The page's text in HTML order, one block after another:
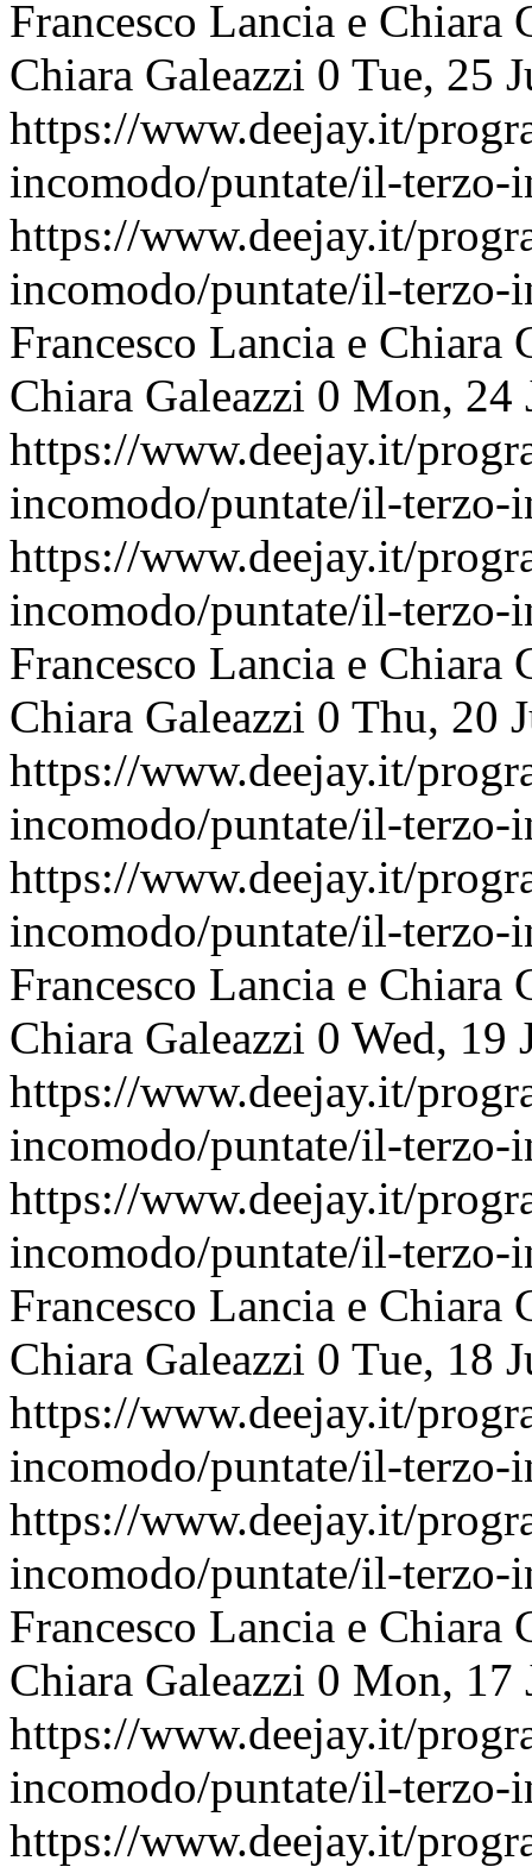
Francesco Lancia e Chiara
Chiara Galeazzi 0 Tue, 25
https://www.deejay.it/
incomodo/puntate/il-
https://www.deejay.it/
incomodo/puntate/il-
Francesco Lancia e Chiara
Chiara Galeazzi 0 Mon, 24
https://www.deejay.it/
incomodo/puntate/il-
https://www.deejay.it/
incomodo/puntate/il-
Francesco Lancia e Chiara
Chiara Galeazzi 0 Thu, 20
https://www.deejay.it/
incomodo/puntate/il-
https://www.deejay.it/
incomodo/puntate/il-
Francesco Lancia e Chiara
Chiara Galeazzi 0 Wed, 19
https://www.deejay.it/
incomodo/puntate/il-
https://www.deejay.it/
incomodo/puntate/il-
Francesco Lancia e Chiara
Chiara Galeazzi 0 Tue, 18
https://www.deejay.it/
incomodo/puntate/il-
https://www.deejay.it/
incomodo/puntate/il-
Francesco Lancia e Chiara
Chiara Galeazzi 0 Mon, 17
https://www.deejay.it/
incomodo/puntate/il-
https://www.deejay.it/